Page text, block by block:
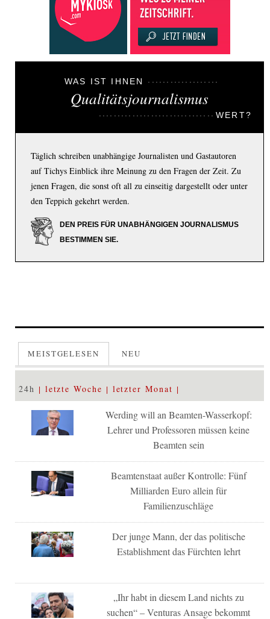
WAS IST IHNEN
Qualitätsjournalismus
WERT?
Täglich schreiben unabhängige Journalisten und Gastautoren
auf Tichys Einblick ihre Meinung zu den Fragen der Zeit. Zu
jenen Fragen, die sonst oft all zu einseitig dargestellt oder unter
den Teppich gekehrt werden.
DEN PREIS FÜR UNABHÄNGIGEN JOURNALISMUS
BESTIMMEN SIE.
MEISTGELESEN NEU
24h letzte Woche letzter Monat
Werding will an Beamten-Wasserkopf:
Lehrer und Professoren müssen keine
Beamten sein
Beamtenstaat außer Kontrolle: Fünf
Milliarden Euro allein für
Familienzuschläge
Der junge Mann, der das politische
Establishment das Fürchten lehrt
„Ihr habt in diesem Land nichts zu
suchen“ – Venturas Ansage bekommt